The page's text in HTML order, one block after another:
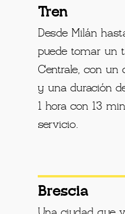
Tren
Desde Milán
puede tomar un
Centrale, con un
y una duración
1 hora con 13
servicio.
Brescia